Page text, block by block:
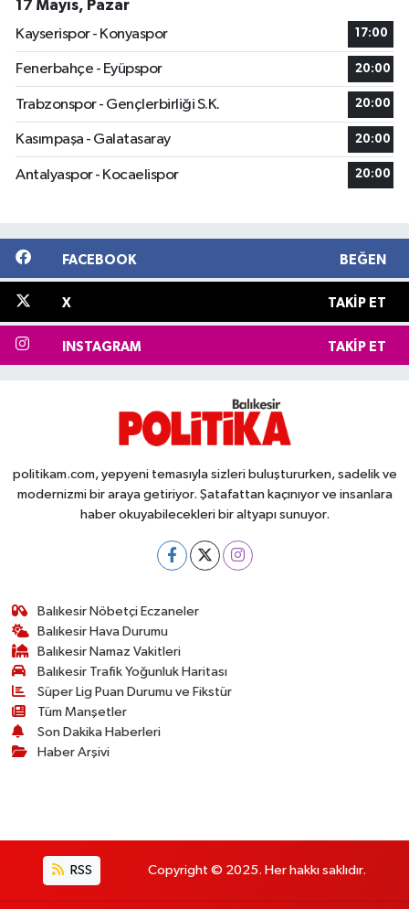
17 Mayıs, Pazar
Kayserispor - Konyaspor
17:00
Fenerbahçe - Eyüpspor 20:00
Trabzonspor - Gençlerbirliği S.K. 20:00
Kasımpaşa - Galatasaray 20:00
Antalyaspor - Kocaelispor 20:00
FACEBOOK BEĞEN
X TAKIP ET
INSTAGRAM TAKIP ET
politikam.com, yepyeni temasıyla sizleri buluştururken, sadelik ve
modernizmi bir araya getiriyor. Şatafattan kaçınıyor ve insanlara
haber okuyabilecekleri bir altyapı sunuyor.
Balıkesir Nöbetçi Eczaneler
Balıkesir Hava Durumu
Balıkesir Namaz Vakitleri
Balıkesir Trafik Yoğunluk Haritası
Süper Lig Puan Durumu ve Fikstür
Tüm Manşetler
Son Dakika Haberleri
Haber Arşivi
RSS Copyright © 2025. Her hakkı saklıdır.